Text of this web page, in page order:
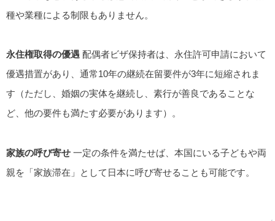
種や業種による制限もありません。
永住権取得の優遇 配偶者ビザ保持者は、永住許可申請において
優遇措置があり、通常10年の継続在留要件が3年に短縮されま
す（ただし、婚姻の実体を継続し、素行が善良であることな
ど、他の要件も満たす必要があります）。
家族の呼び寄せ 一定の条件を満たせば、本国にいる子どもや両
親を「家族滞在」として日本に呼び寄せることも可能です。